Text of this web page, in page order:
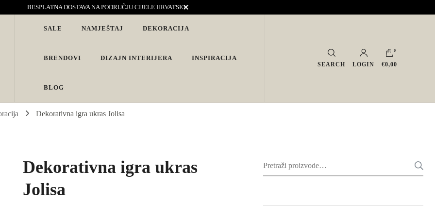
BESPLATNA DOSTAVA NA PODRUČJU CIJELE HRVATSKE
Interijeri s karakterom
SALE NAMJEŠTAJ DEKORACIJA
BRENDOVI DIZAJN INTERIJERA INSPIRACIJA
BLOG
SEARCH LOGIN
0
€0,00
Dekorativna igra ukras Jolisa
Dekorativna igra ukras
Jolisa
Pretraži: